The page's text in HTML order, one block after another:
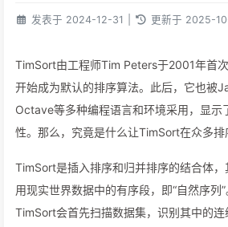
发表于 2024-12-31 更新于 2025-
TimSort由工程师Tim Peters于2001年首
开始成为默认的排序算法。此后，它也被
Octave等多种编程语言和环境采用，显示
性。那么，究竟是什么让TimSort在众多排
TimSort是插入排序和归并排序的结合体
用现实世界数据中的有序段，即“自然序列”
TimSort会首先扫描数据集，识别其中的